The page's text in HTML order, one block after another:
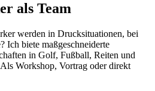
als Team
werden in Drucksituationen, bei
Ich biete maßgeschneiderte
in Golf, Fußball, Reiten und
Workshop, Vortrag oder direkt